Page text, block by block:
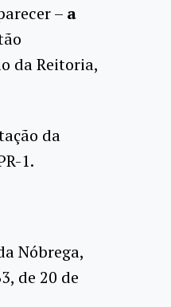
– a
da Reitoria,
da
1.
Nóbrega,
de 20 de